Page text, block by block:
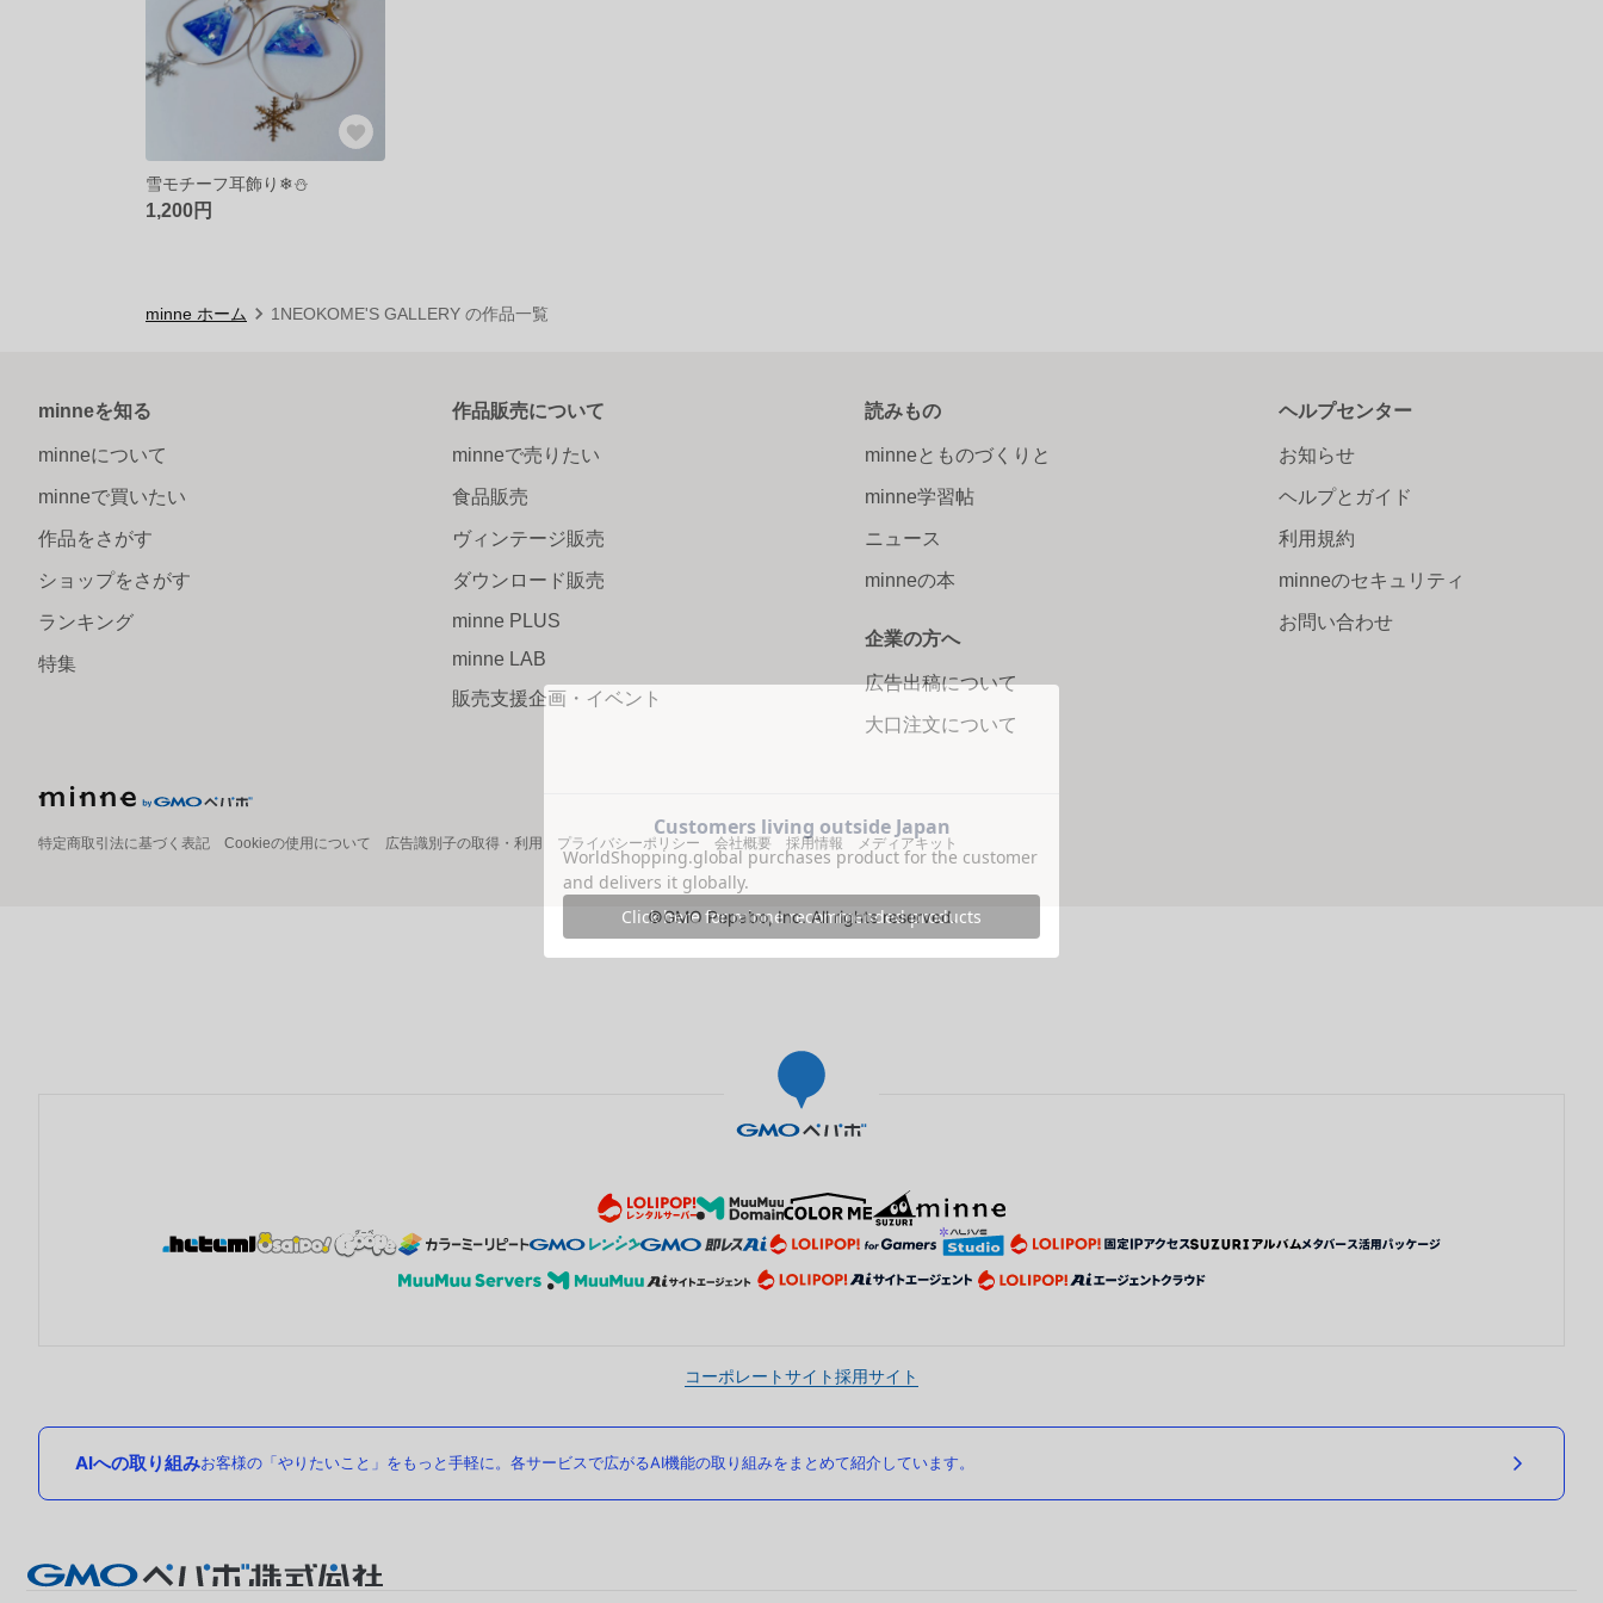
雪モチーフ耳飾り❄⛄
1,200円
minne ホーム 1NEOKOME'S GALLERY の作品一覧
minneを知る
minneについて
minneで買いたい
作品をさがす
ショップをさがす
ランキング
特集
作品販売について
minneで売りたい
食品販売
ヴィンテージ販売
ダウンロード販売
minne PLUS
minne LAB
販売支援企画・イベント
読みもの
minneとものづくりと
minne学習帖
ニュース
minneの本
企業の方へ
広告出稿について
大口注文について
ヘルプセンター
お知らせ
ヘルプとガイド
利用規約
minneのセキュリティ
お問い合わせ
特定商取引法に基づく表記 Cookieの使用について 広告識別子の取得・利用 プライバシーポリシー 会社概要 採用情報 メディアキット
©GMO Pepabo, Inc. All rights reserved.
コーポレートサイト採用サイト
AIへの取り組みお客様の「やりたいこと」をもっと手軽に。各サービスで広がるAI機能の取り組みをまとめて紹介しています。